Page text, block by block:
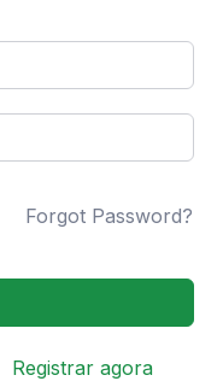
Forgot Password?
Registrar agora